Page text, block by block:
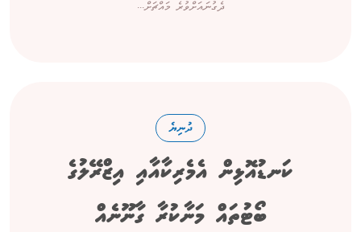
ދެގުނައަށްވުރެ މައްޗަށް...
ދުނިޔެ
ކަނޑުއޮޅިން އެމެރިކާއާއި އިޒްރޭލުގެ
ބޯޓުތައް މަނާކުރާ ގާނޫނެއް